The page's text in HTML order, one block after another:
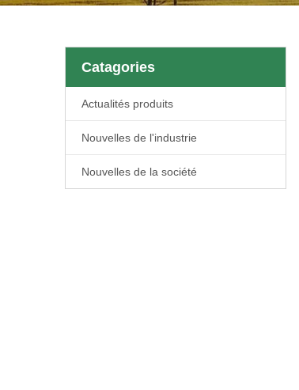
Catagories
Actualités produits
Nouvelles de l'industrie
Nouvelles de la société